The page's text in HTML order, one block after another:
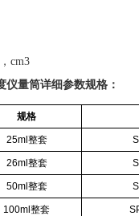
cm3
仪量筒详细参数规格：
规格
25ml 整套
26ml 整套
50ml 整套
100ml整套